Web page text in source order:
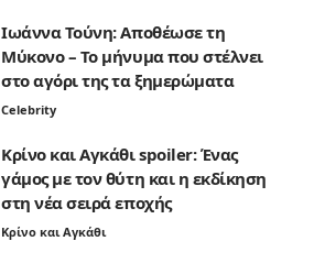
Ιωάννα Τούνη: Αποθέωσε τη
Μύκονο – Το μήνυμα που στέλνει
στο αγόρι της τα ξημερώματα
Celebrity
Κρίνο και Αγκάθι spoiler: Ένας
γάμος με τον θύτη και η εκδίκηση
στη νέα σειρά εποχής
Κρίνο και Αγκάθι